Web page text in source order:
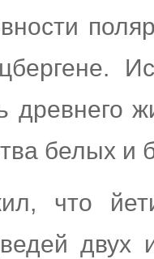
древнего
белых
что
двух